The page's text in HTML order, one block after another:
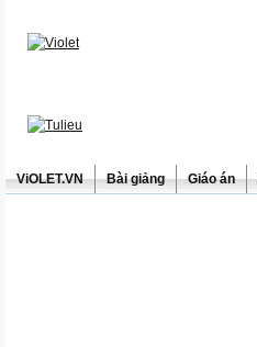
ViOLET.VN Bài giảng Giáo án